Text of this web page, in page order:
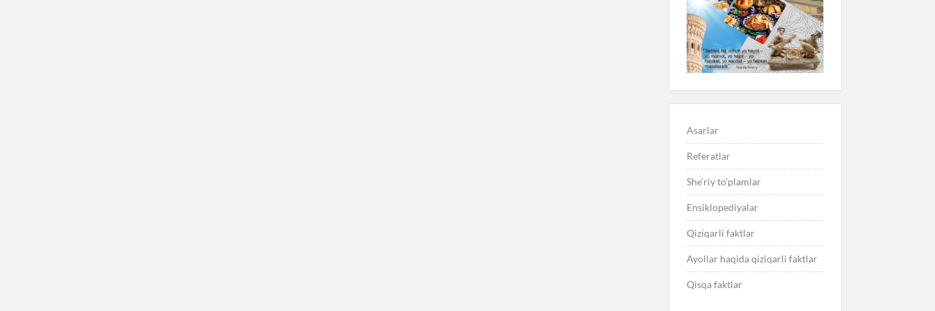
Asarlar
Referatlar
She’riy to’plamlar
Ensiklopediyalar
Qiziqarli faktlar
Ayollar haqida qiziqarli faktlar
Qisqa faktlar